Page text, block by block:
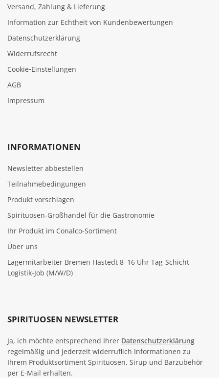
Versand, Zahlung & Lieferung
Information zur Echtheit von Kundenbewertungen
Datenschutzerklärung
Widerrufsrecht
Cookie‑Einstellungen
AGB
Impressum
INFORMATIONEN
Newsletter abbestellen
Teilnahmebedingungen
Produkt vorschlagen
Spirituosen-Großhandel für die Gastronomie
Ihr Produkt im Conalco-Sortiment
Über uns
Lagermitarbeiter Bremen Hastedt 8–16 Uhr Tag-Schicht -
Logistik-Job (M/W/D)
SPIRITUOSEN NEWSLETTER
Ja, ich möchte entsprechend Ihrer Datenschutzerklärung
regelmäßig und jederzeit widerruflich Informationen zu
Ihrem Produktsortiment Spirituosen, Sirup und Barzubehör
per E-Mail erhalten.